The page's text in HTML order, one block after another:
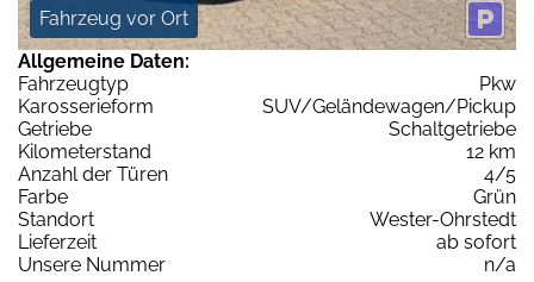
Fahrzeug vor Ort
Allgemeine Daten:
Fahrzeugtyp
Pkw
Karosserieform
SUV/Geländewagen/Pickup
Getriebe
Schaltgetriebe
Kilometerstand
12 km
Anzahl der Türen
4/5
Farbe
Grün
Standort
Wester-Ohrstedt
Lieferzeit
ab sofort
Unsere Nummer
n/a